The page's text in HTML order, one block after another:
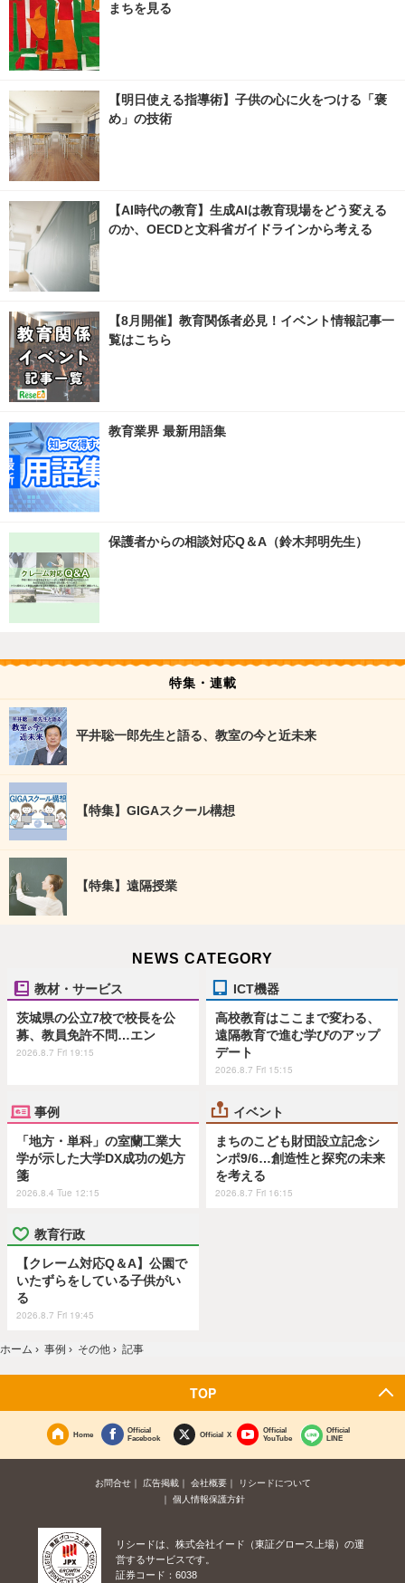
まちを見る
【明日使える指導術】子供の心に火をつける「褒
め」の技術
【AI時代の教育】生成AIは教育現場をどう変える
のか、OECDと文科省ガイドラインから考える
【8月開催】教育関係者必見！イベント情報記事一
覧はこちら
教育業界 最新用語集
保護者からの相談対応Q＆A（鈴木邦明先生）
特集・連載
平井聡一郎先生と語る、教室の今と近未来
【特集】GIGAスクール構想
【特集】遠隔授業
NEWS CATEGORY
教材・サービス
茨城県の公立7校で校長を公
募、教員免許不問…エン
2026.8.7 Fri 19:15
ICT機器
高校教育はここまで変わる、
遠隔教育で進む学びのアップ
デート
2026.8.7 Fri 15:15
事例
「地方・単科」の室蘭工業大
学が示した大学DX成功の処方
箋
2026.8.4 Tue 12:15
イベント
まちのこども財団設立記念シ
ンポ9/6…創造性と探究の未来
を考える
2026.8.7 Fri 16:15
教育行政
【クレーム対応Q＆A】公園で
いたずらをしている子供がい
る
2026.8.7 Fri 19:45
ホーム › 事例 › その他 › 記事
TOP
Home
Official
Facebook
Official X
Official
YouTube
Official
LINE
お問合せ 広告掲載 会社概要
リシードについて
個人情報保護方針
リシードは、株式会社イード（東証グロース上場）の運
営するサービスです。
証券コード：6038